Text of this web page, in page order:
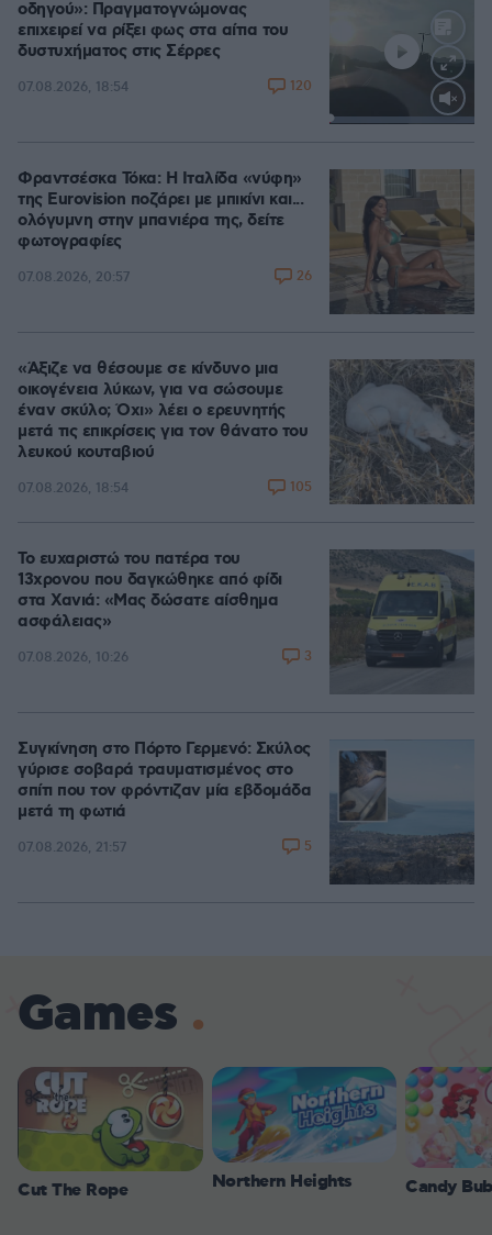
Loaded:
οδηγού»: Πραγματογνώμονας
επιχειρεί να ρίξει φως στα αίτια του
δυστυχήματος στις Σέρρες
07.08.2026, 18:54 120
Φραντσέσκα Τόκα: Η Ιταλίδα «νύφη»
της Eurovision ποζάρει με μπικίνι και...
ολόγυμνη στην μπανιέρα της, δείτε
φωτογραφίες
07.08.2026, 20:57 26
«Άξιζε να θέσουμε σε κίνδυνο μια
οικογένεια λύκων, για να σώσουμε
έναν σκύλο; Όχι» λέει ο ερευνητής
μετά τις επικρίσεις για τον θάνατο του
λευκού κουταβιού
07.08.2026, 18:54 105
Το ευχαριστώ του πατέρα του
13χρονου που δαγκώθηκε από φίδι
στα Χανιά: «Μας δώσατε αίσθημα
ασφάλειας»
07.08.2026, 10:26 3
Συγκίνηση στο Πόρτο Γερμενό: Σκύλος
γύρισε σοβαρά τραυματισμένος στο
σπίτι που τον φρόντιζαν μία εβδομάδα
μετά τη φωτιά
07.08.2026, 21:57 5
Games
Cut The Rope Northern Heights Candy